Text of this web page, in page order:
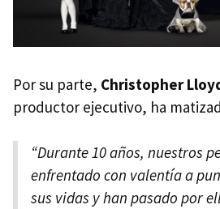
Por su parte, Christopher
productor ejecutivo, ha
“Durante 10 años, nuestros
enfrentado con valentía a
sus vidas y han pasado por